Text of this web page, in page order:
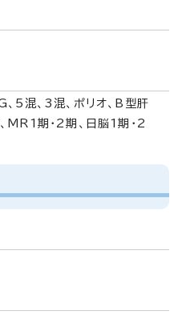
、5混、3混、ポリオ、B型肝
MR1期・2期、日脳1期・2